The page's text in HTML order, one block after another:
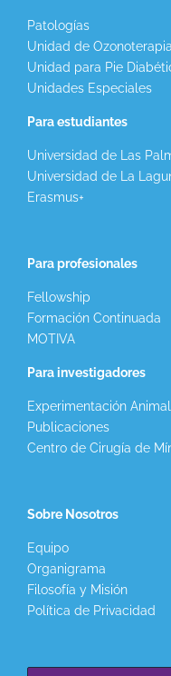
Patologías
Unidad de Ozonoterapia
Unidad para Pie
Unidades Especiales
Para estudiantes
Universidad de Las
Universidad de La
Erasmus+
Para profesionales
Fellowship
Formación Continuada
MOTIVA
Para investigadores
Experimentación Animal
Publicaciones
Centro de Cirugía de
Sobre Nosotros
Equipo
Organigrama
Filosofía y Misión
Política de Privacidad